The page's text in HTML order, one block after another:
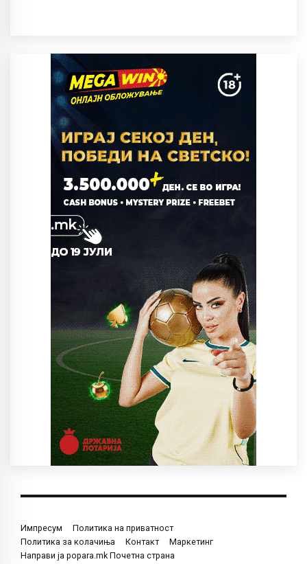
Импресум
Политика на приватност
Политика за колачиња
Контакт
Маркетинг
Направи ја popara.mk Почетна страна